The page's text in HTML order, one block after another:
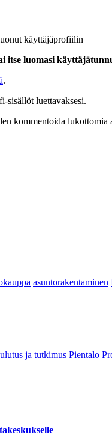
käyttäjäprofiilin
luomasi
.
sisällöt luettavaksesi.
kommentoida
asuntorakentaminen
ja tutkimus Pientalo